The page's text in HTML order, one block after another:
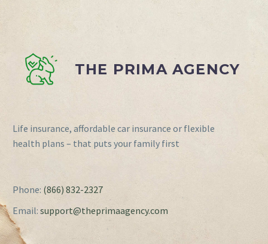
THE PRIMA AGENCY
Life insurance, affordable car insurance or flexible
health plans – that puts your family first
Phone: (866) 832-2327
Email: support@theprimaagency.com